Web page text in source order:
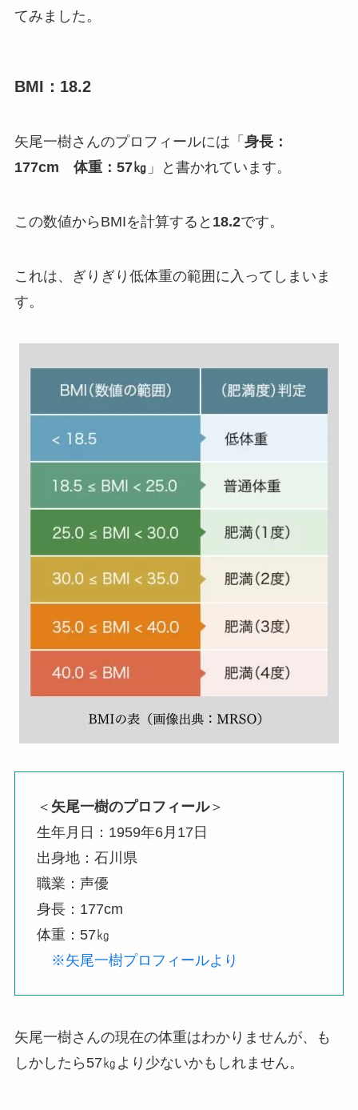
てみました。
BMI：18.2
矢尾一樹さんのプロフィールには「 身長：
177cm 体重：57㎏ 」と書かれています。
この数値からBMIを計算すると 18.2です。
これは、ぎりぎり低体重の範囲に入ってしまいま
す。
＜ 矢尾一樹のプロフィール＞
生年月日：1959年6月17日
出身地：石川県
職業：声優
身長：177cm
体重：57㎏
※矢尾一樹プロフィールより
矢尾一樹さんの現在の体重はわかりませんが、も
しかしたら57㎏より少ないかもしれません。